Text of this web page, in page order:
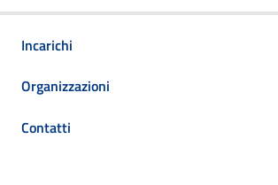
Incarichi
Organizzazioni
Contatti